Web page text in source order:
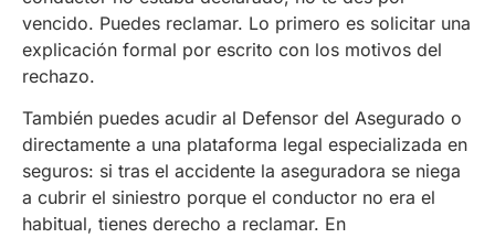
vencido. Puedes reclamar. Lo primero es solicitar una
explicación formal por escrito con los motivos del
rechazo.
También puedes acudir al Defensor del Asegurado o
directamente a una plataforma legal especializada en
seguros: si tras el accidente la aseguradora se niega
a cubrir el siniestro porque el conductor no era el
habitual, tienes derecho a reclamar. En